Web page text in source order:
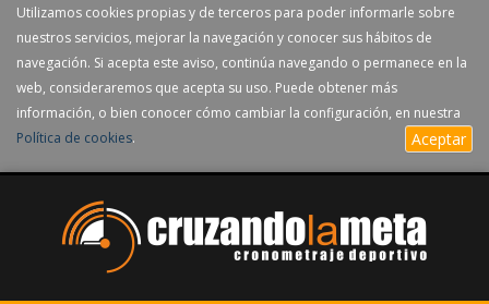
Utilizamos cookies propias y de terceros para poder informarle sobre
nuestros servicios, mejorar la navegación y conocer sus hábitos de
navegación. Si acepta este aviso, continúa navegando o permanece en la
web, consideraremos que acepta su uso. Puede obtener más
información, o bien conocer cómo cambiar la configuración, en nuestra
Política de cookies. Aceptar